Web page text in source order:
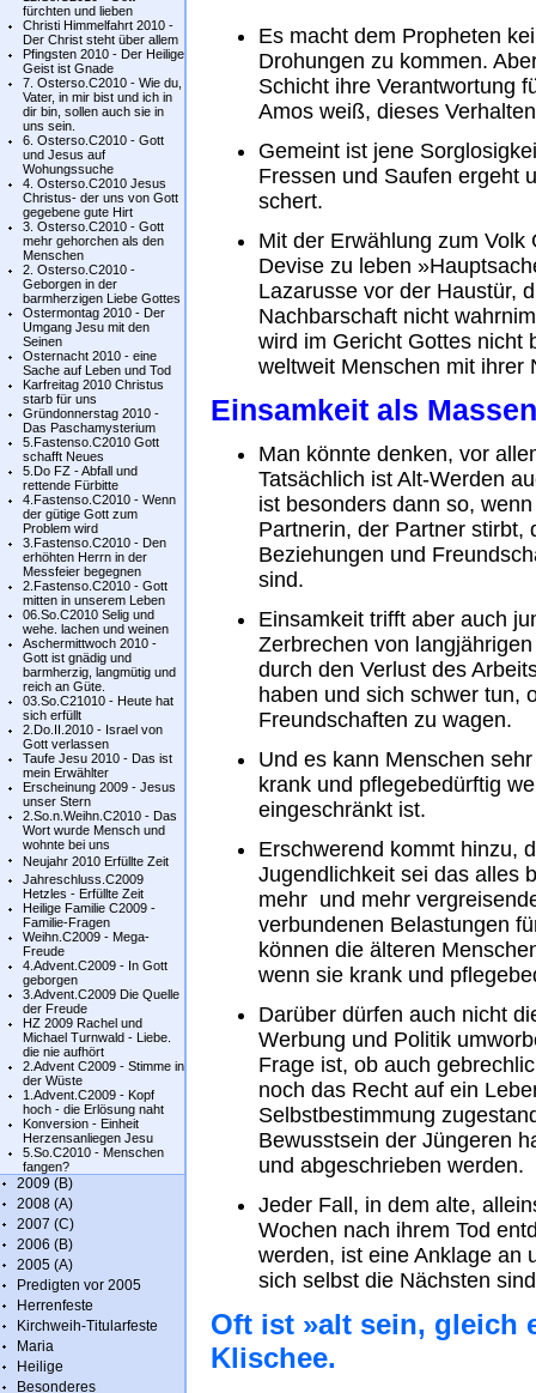
fürchten und lieben
Christi Himmelfahrt 2010 -
Der Christ steht über allem
Pfingsten 2010 - Der Heilige
Geist ist Gnade
7. Osterso.C2010 - Wie du,
Vater, in mir bist und ich in
dir bin, sollen auch sie in
uns sein.
6. Osterso.C2010 - Gott
und Jesus auf
Wohungssuche
4. Osterso.C2010 Jesus
Christus- der uns von Gott
gegebene gute Hirt
3. Osterso.C2010 - Gott
mehr gehorchen als den
Menschen
2. Osterso.C2010 -
Geborgen in der
barmherzigen Liebe Gottes
Ostermontag 2010 - Der
Umgang Jesu mit den
Seinen
Osternacht 2010 - eine
Sache auf Leben und Tod
Karfreitag 2010 Christus
starb für uns
Gründonnerstag 2010 -
Das Paschamysterium
5.Fastenso.C2010 Gott
schafft Neues
5.Do FZ - Abfall und
rettende Fürbitte
4.Fastenso.C2010 - Wenn
der gütige Gott zum
Problem wird
3.Fastenso.C2010 - Den
erhöhten Herrn in der
Messfeier begegnen
2.Fastenso.C2010 - Gott
mitten in unserem Leben
06.So.C2010 Selig und
wehe. lachen und weinen
Aschermittwoch 2010 -
Gott ist gnädig und
barmherzig, langmütig und
reich an Güte.
03.So.C21010 - Heute hat
sich erfüllt
2.Do.II.2010 - Israel von
Gott verlassen
Taufe Jesu 2010 - Das ist
mein Erwählter
Erscheinung 2009 - Jesus
unser Stern
2.So.n.Weihn.C2010 - Das
Wort wurde Mensch und
wohnte bei uns
Neujahr 2010 Erfüllte Zeit
Jahreschluss.C2009
Hetzles - Erfüllte Zeit
Heilige Familie C2009 -
Familie-Fragen
Weihn.C2009 - Mega-
Freude
4.Advent.C2009 - In Gott
geborgen
3.Advent.C2009 Die Quelle
der Freude
HZ 2009 Rachel und
Michael Turnwald - Liebe.
die nie aufhört
2.Advent C2009 - Stimme in
der Wüste
1.Advent.C2009 - Kopf
hoch - die Erlösung naht
Konversion - Einheit
Herzensanliegen Jesu
5.So.C2010 - Menschen
fangen?
2009 (B)
2008 (A)
2007 (C)
2006 (B)
2005 (A)
Predigten vor 2005
Herrenfeste
Kirchweih-Titularfeste
Maria
Heilige
Besonderes
Es macht dem Propheten
Drohungen zu kommen.
Schicht ihre Verantwortung
Amos weiß, dieses
Gemeint ist jene
Fressen und Saufen ergeht
schert.
Mit der Erwählung zum
Devise zu leben
Lazarusse vor der Haustür,
Nachbarschaft nicht
wird im Gericht Gottes nicht
weltweit Menschen mit ihrer
Einsamkeit als
Man könnte denken, vor
Tatsächlich ist Alt-Werden
ist besonders dann so,
Partnerin, der Partner stirbt,
Beziehungen und
sind.
Einsamkeit trifft aber auch
Zerbrechen von
durch den Verlust des
haben und sich schwer tun,
Freundschaften zu wagen.
Und es kann Menschen
krank und pflegebedürftig
eingeschränkt ist.
Erschwerend kommt hinzu,
Jugendlichkeit sei das alles
mehr und mehr
verbundenen Belastungen
können die älteren
wenn sie krank und
Darüber dürfen auch nicht
Werbung und Politik
Frage ist, ob auch
noch das Recht auf ein
Selbstbestimmung
Bewusstsein der Jüngeren
und abgeschrieben werden.
Jeder Fall, in dem alte,
Wochen nach ihrem Tod
werden, ist eine Anklage an
sich selbst die Nächsten
Oft ist »alt sein, gleich
Klischee.